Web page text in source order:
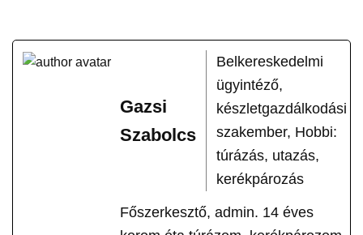
Gazsi
Szabolcs
Belkereskedelmi
ügyintéző,
készletgazdálkodási
szakember, Hobbi:
túrázás, utazás,
kerékpározás
Főszerkesztő, admin. 14 éves